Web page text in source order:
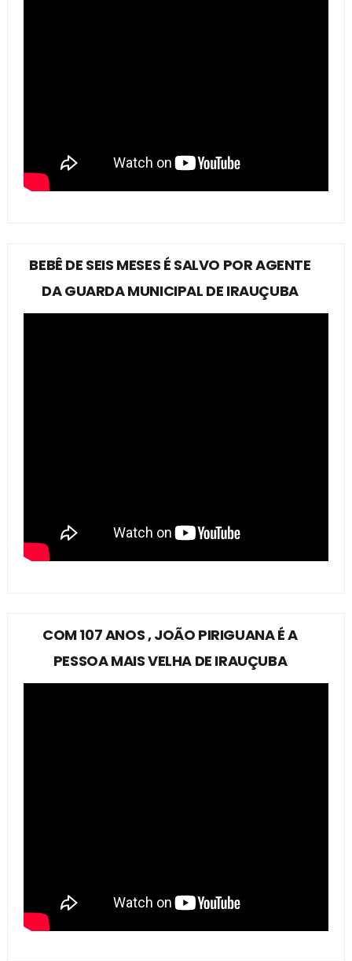
BEBÊ DE SEIS MESES É SALVO POR AGENTE
DA GUARDA MUNICIPAL DE IRAUÇUBA
COM 107 ANOS , JOÃO PIRIGUANA É A
PESSOA MAIS VELHA DE IRAUÇUBA